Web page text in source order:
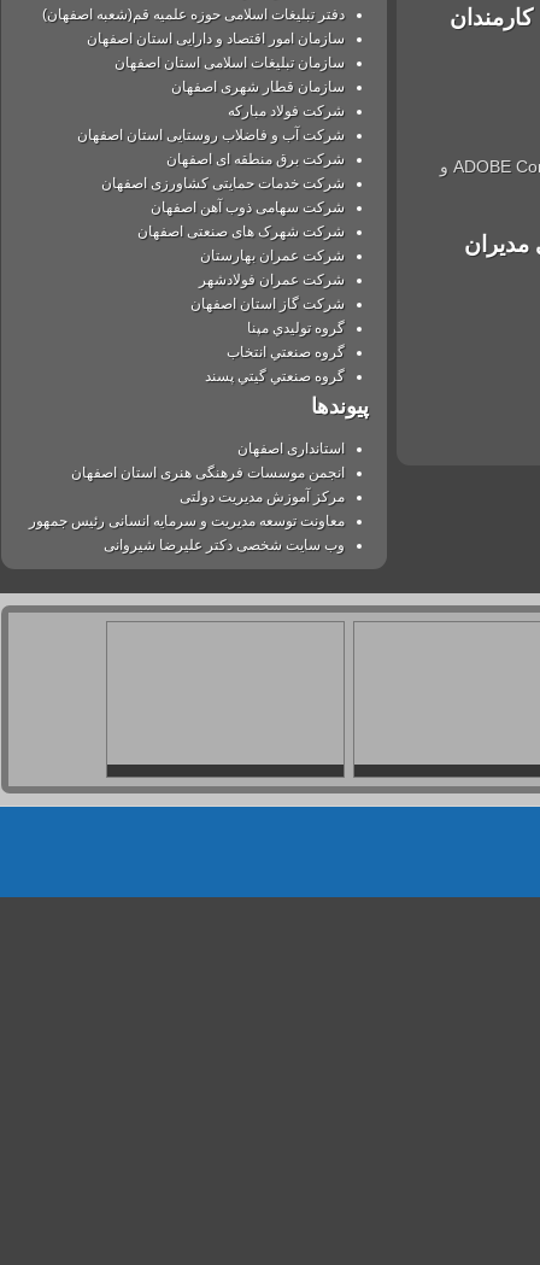
دوره های آموزشی مجازی آنلاین با استفاده از نرم افزار ADOBE Connect و
دفتر تبلیغات اسلامی حوزه علمیه قم(شعبه اصفهان)
سازمان امور اقتصاد و دارایی استان اصفهان
سازمان تبلیغات اسلامی استان اصفهان
سازمان قطار شهری اصفهان
شركت فولاد مباركه
شرکت آب و فاضلاب روستایی استان اصفهان
شرکت برق منطقه ای اصفهان
شرکت خدمات حمایتی کشاورزی اصفهان
شرکت سهامی ذوب آهن اصفهان
شرکت شهرک های صنعتی اصفهان
شرکت عمران بهارستان
شرکت عمران فولادشهر
شرکت گاز استان اصفهان
گروه توليدي مپنا
گروه صنعتي انتخاب
گروه صنعتي گيتي پسند
پیوندها
استانداری اصفهان
انجمن موسسات فرهنگی هنری استان اصفهان
مرکز آموزش مدیریت دولتی
معاونت توسعه مدیریت و سرمایه انسانی رئیس جمهور
وب سایت شخصی دکتر علیرضا شیروانی